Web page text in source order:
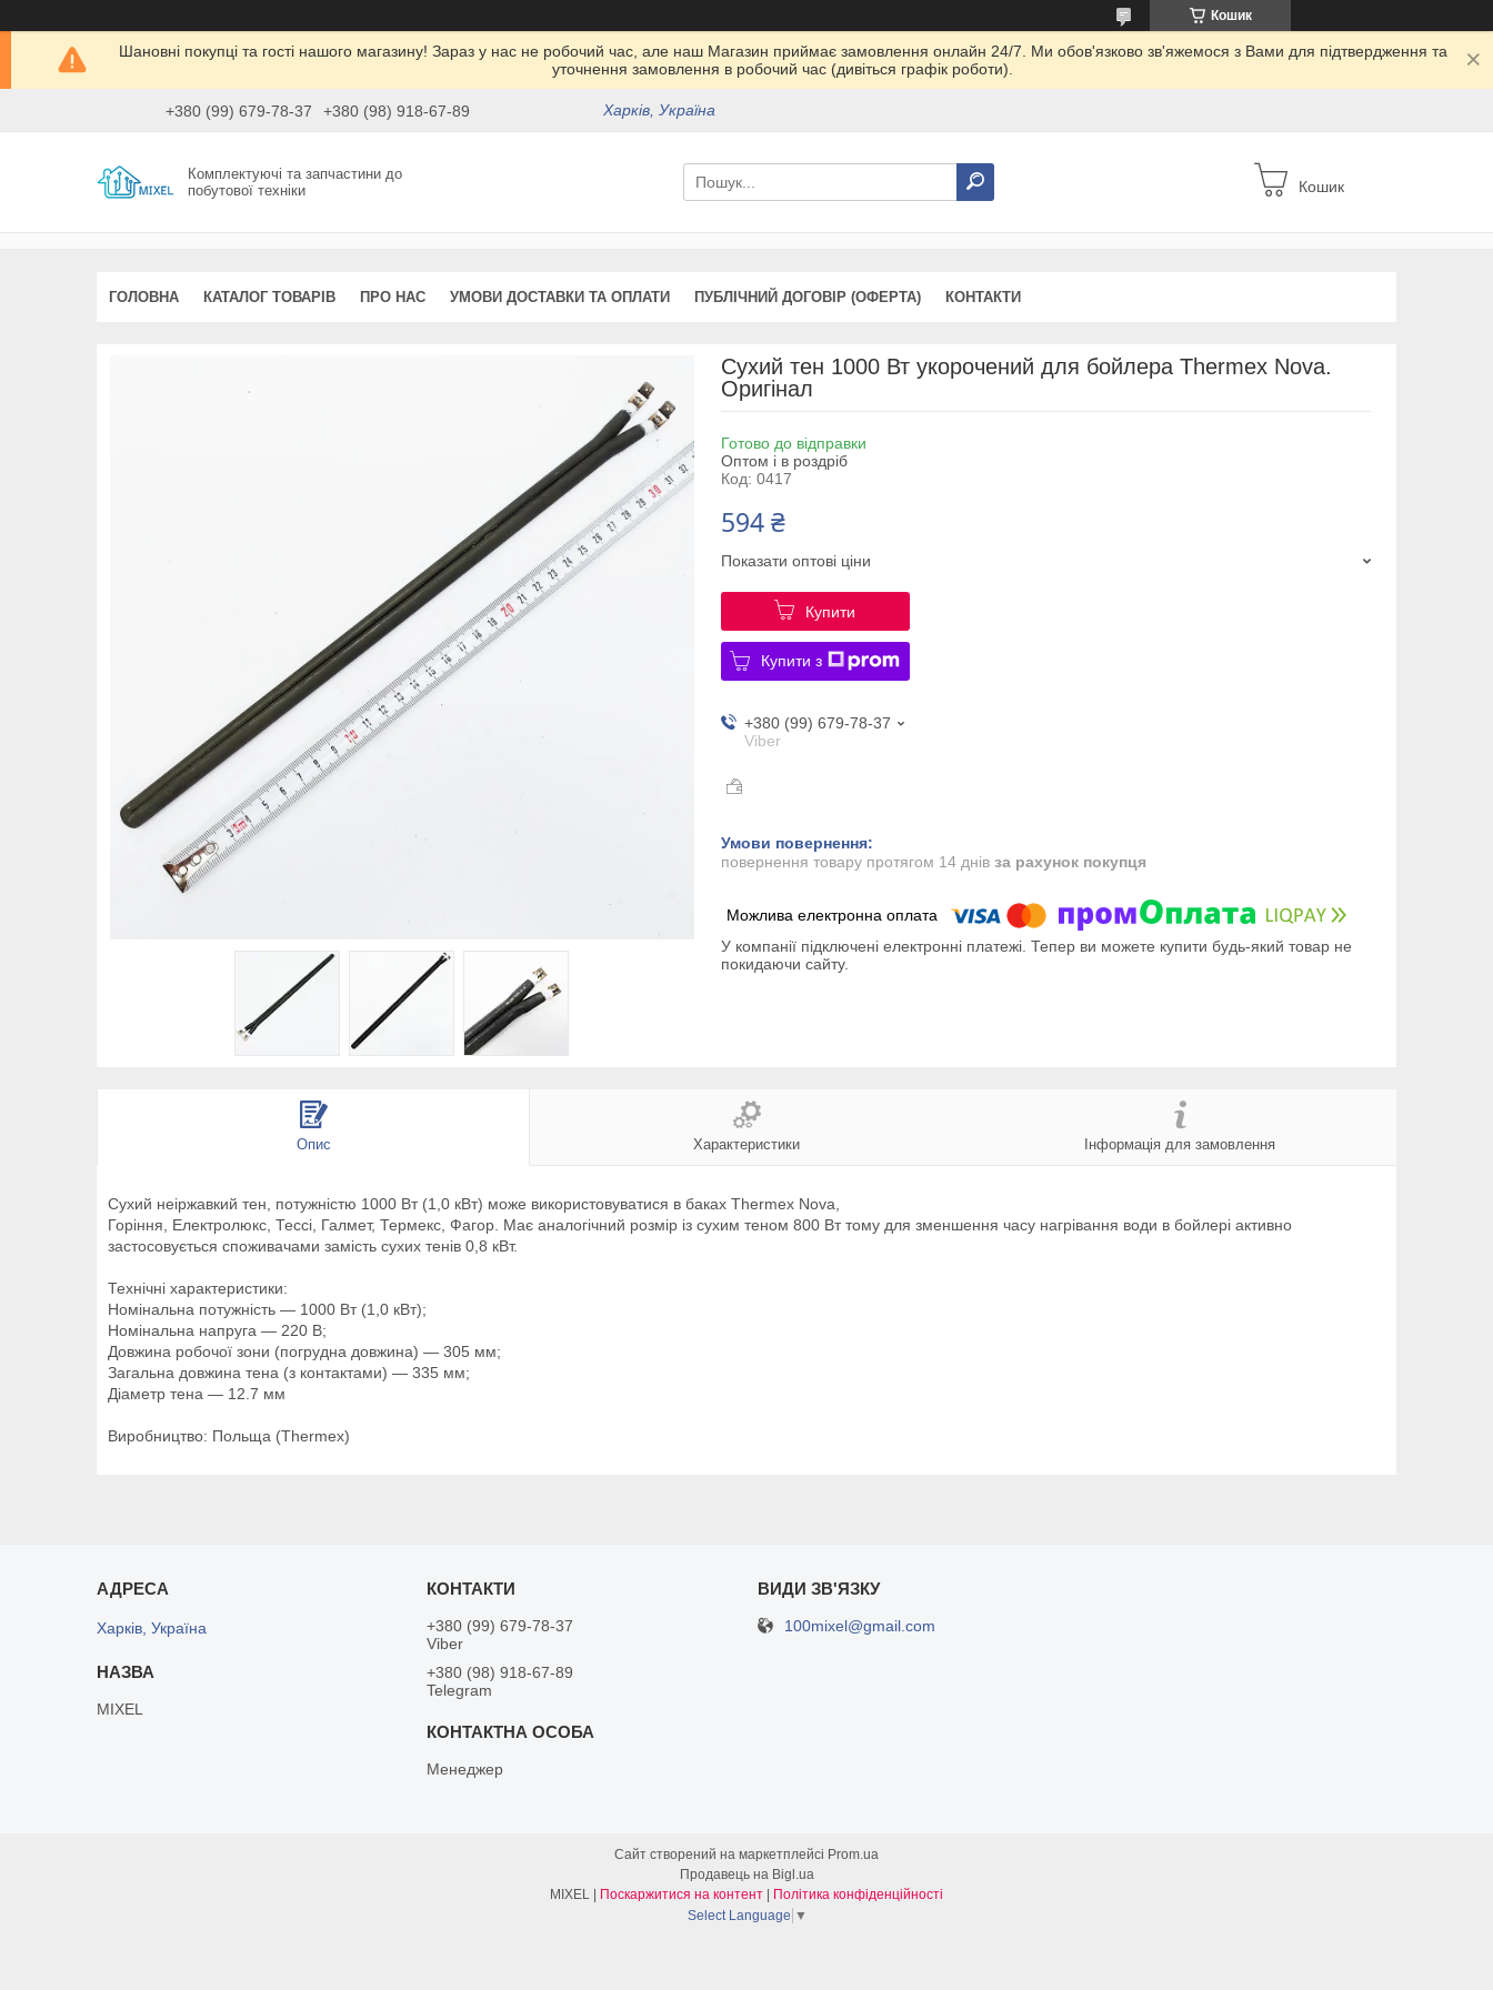
Кошик
Шановні покупці та гості нашого магазину! Зараз у нас не робочий час, але наш Магазин приймає замовлення онлайн 24/7. Ми обов'язково зв'яжемося з Вами для підтвердження та
уточнення замовлення в робочий час (дивіться графік роботи).
+380 (99) 679-78-37 +380 (98) 918-67-89 Харків, Україна
Комплектуючі та запчастини до
побутової техніки
Кошик
ГОЛОВНА КАТАЛОГ ТОВАРІВ ПРО НАС УМОВИ ДОСТАВКИ ТА ОПЛАТИ ПУБЛІЧНИЙ ДОГОВІР (ОФЕРТА) КОНТАКТИ
Сухий тен 1000 Вт укорочений для бойлера Thermex Nova.
Оригінал
Готово до відправки
Оптом і в роздріб
Код: 0417
594 ₴
Показати оптові ціни
Купити
Купити з
+380 (99) 679-78-37
Viber
повернення товару протягом 14 днів за рахунок покупця
У компанії підключені електронні платежі. Тепер ви можете купити будь-який товар не
покидаючи сайту.
Опис Характеристики Інформація для замовлення
Сухий неіржавкий тен, потужністю 1000 Вт (1,0 кВт) може використовуватися в баках Thermex Nova,
Горіння, Електролюкс, Тессі, Галмет, Термекс, Фагор. Має аналогічний розмір із сухим теном 800 Вт тому для зменшення часу нагрівання води в бойлері активно
застосовується споживачами замість сухих тенів 0,8 кВт.
Технічні характеристики:
Номінальна потужність — 1000 Вт (1,0 кВт);
Номінальна напруга — 220 В;
Довжина робочої зони (погрудна довжина) — 305 мм;
Загальна довжина тена (з контактами) — 335 мм;
Діаметр тена — 12.7 мм
Виробництво: Польща (Thermex)
Харків, Україна
MIXEL
+380 (99) 679-78-37
Viber
+380 (98) 918-67-89
Telegram
Менеджер
100mixel@gmail.com
Сайт створений на маркетплейсі Prom.ua
Продавець на Bigl.ua
Поскаржитися на контент
Політика конфіденційності
Select Language ▼